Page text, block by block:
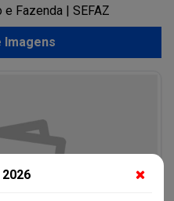
Fazenda | SEFAZ
Imagens